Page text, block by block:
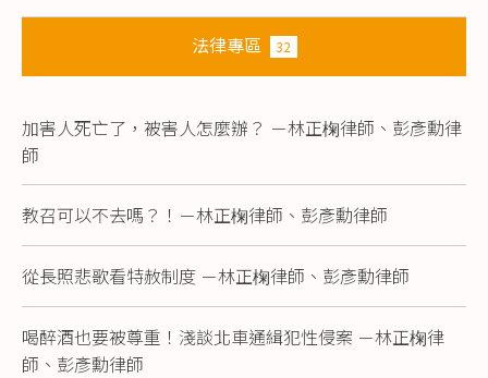
法律專區 32
加害人死亡了，被害人怎麼辦？ －林正椈律師、彭彥勳律
師
教召可以不去嗎？！－林正椈律師、彭彥勳律師
從長照悲歌看特赦制度 －林正椈律師、彭彥勳律師
喝醉酒也要被尊重！淺談北車通緝犯性侵案 －林正椈律
師、彭彥勳律師